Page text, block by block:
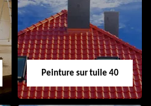
demoussage
toiture 40
Peinture sur tuile 40